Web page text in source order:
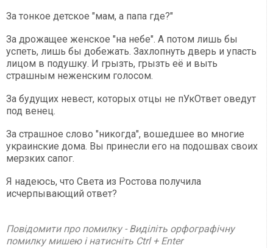
За тонкое детское "мам, а папа где?"
За дрожащее женское "на небе". А потом лишь бы
успеть, лишь бы добежать. Захлопнуть дверь и упасть
лицом в подушку. И грызть, грызть её и выть
страшным неженским голосом.
За будущих невест, которых отцы не пУкОтвет оведут
под венец.
За страшное слово "никогда", вошедшее во многие
украинские дома. Вы принесли его на подошвах своих
мерзких сапог.
Я надеюсь, что Света из Ростова получила
исчерпывающий ответ?
Повідомити про помилку - Виділіть орфографічну
помилку мишею і натисніть Ctrl + Enter